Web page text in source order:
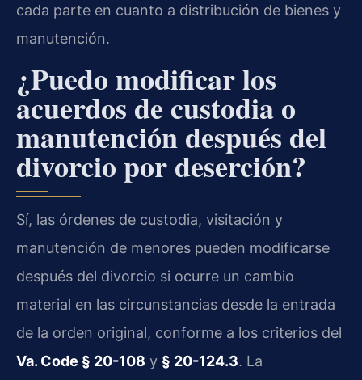
cada parte en cuanto a distribución de bienes y
manutención.
¿Puedo modificar los
acuerdos de custodia o
manutención después del
divorcio por deserción?
Sí, las órdenes de custodia, visitación y
manutención de menores pueden modificarse
después del divorcio si ocurre un cambio
material en las circunstancias desde la entrada
de la orden original, conforme a los criterios del
Va. Code § 20-108 y § 20-124.3. La